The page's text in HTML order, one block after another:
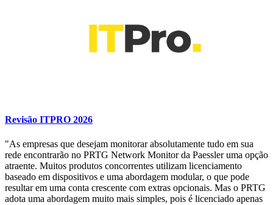
Revisão ITPRO 2026
"As empresas que desejam monitorar absolutamente tudo em sua
rede encontrarão no PRTG Network Monitor da Paessler uma opção
atraente. Muitos produtos concorrentes utilizam licenciamento
baseado em dispositivos e uma abordagem modular, o que pode
resultar em uma conta crescente com extras opcionais. Mas o PRTG
adota uma abordagem muito mais simples, pois é licenciado apenas